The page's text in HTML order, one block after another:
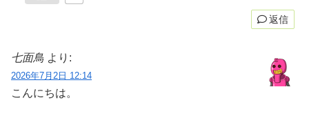
返信
七面鳥 より:
2026年7月2日 12:14
こんにちは。